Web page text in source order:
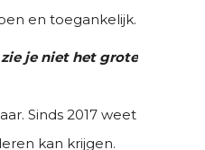
en toegankelijk.
je niet het grote
Sinds 2017 weet
kan krijgen.